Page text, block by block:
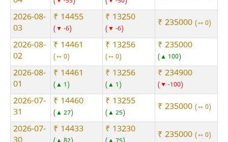
2026-08-
03
₹ 14455
▼ -6
₹ 13250
▼ -6 ₹ 235000 ⇿ 0
2026-08-
02
₹ 14461
⇿ 0
₹ 13256
⇿ 0
₹ 235000
▲ 100
2026-08-
01
₹ 14461
▲ 1
₹ 13256
▲ 1
₹ 234900
▼ -100
2026-07-
31
₹ 14460
▲ 27
₹ 13255
▲ 25 ₹ 235000 ⇿ 0
2026-07-
₹ 14433 ₹ 13230 ₹ 235000 ⇿ 0